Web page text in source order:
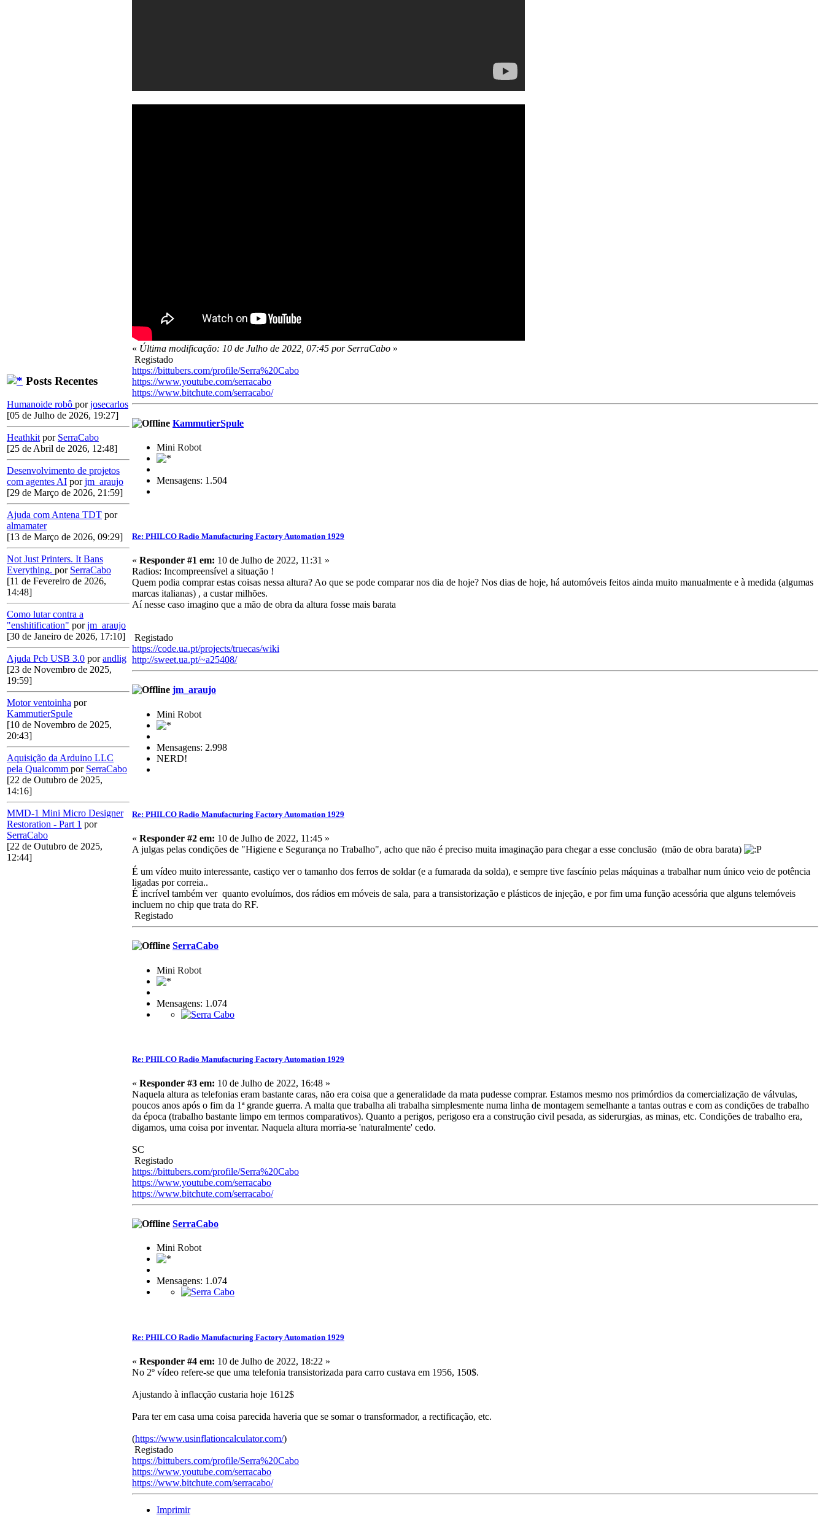
Posts Recentes
Humanoide robô porjosecarlos
[05 de Julho de 2026, 19:27]
Heathkit por SerraCabo
[25 de Abril de 2026, 12:48]
Desenvolvimento de projetos
com agentes AI porjm_araujo
[29 de Março de 2026, 21:59]
Ajuda com Antena TDT por
almamater
[13 de Março de 2026, 09:29]
Not Just Printers. It Bans
Everything. por SerraCabo
[11 de Fevereiro de 2026,
14:48]
Como lutar contra a
"enshitification" porjm_araujo
[30 de Janeiro de 2026, 17:10]
Ajuda Pcb USB 3.0 porandlig
[23 de Novembro de 2025,
19:59]
Motor ventoinha por
KammutierSpule
[10 de Novembro de 2025,
20:43]
Aquisição da Arduino LLC
pela Qualcomm por SerraCabo
[22 de Outubro de 2025,
14:16]
MMD-1 Mini Micro Designer
Restoration - Part 1 por
SerraCabo
[22 de Outubro de 2025,
12:44]
« Última modificação: 10 de Julho de 2022, 07:45 por SerraCabo »
Registado
https://bittubers.com/profile/Serra%20Cabo
https://www.youtube.com/serracabo
https://www.bitchute.com/serracabo/
KammutierSpule
Mini Robot
Mensagens: 1.504
Re: PHILCO Radio Manufacturing Factory Automation 1929
« Responder #1 em: 10 de Julho de 2022, 11:31 »
Radios: Incompreensível a situação !
Quem podia comprar estas coisas nessa altura? Ao que se pode comparar nos dia de hoje? Nos dias de hoje, há automóveis feitos ainda muito manualmente e à medida (algumas
marcas italianas) , a custar milhões.
Aí nesse caso imagino que a mão de obra da altura fosse mais barata
Registado
https://code.ua.pt/projects/truecas/wiki
http://sweet.ua.pt/~a25408/
jm_araujo
Mini Robot
Mensagens: 2.998
NERD!
Re: PHILCO Radio Manufacturing Factory Automation 1929
« Responder #2 em: 10 de Julho de 2022, 11:45 »
A julgas pelas condições de "Higiene e Segurança no Trabalho", acho que não é preciso muita imaginação para chegar a esse conclusão (mão de obra barata)
É um vídeo muito interessante, castiço ver o tamanho dos ferros de soldar (e a fumarada da solda), e sempre tive fascínio pelas máquinas a trabalhar num único veio de potência
ligadas por correia..
É incrível também ver quanto evoluímos, dos rádios em móveis de sala, para a transistorização e plásticos de injeção, e por fim uma função acessória que alguns telemóveis
incluem no chip que trata do RF.
Registado
SerraCabo
Mini Robot
Mensagens: 1.074
Re: PHILCO Radio Manufacturing Factory Automation 1929
« Responder #3 em: 10 de Julho de 2022, 16:48 »
Naquela altura as telefonias eram bastante caras, não era coisa que a generalidade da mata pudesse comprar. Estamos mesmo nos primórdios da comercialização de válvulas,
poucos anos após o fim da 1ª grande guerra. A malta que trabalha ali trabalha simplesmente numa linha de montagem semelhante a tantas outras e com as condições de trabalho
da época (trabalho bastante limpo em termos comparativos). Quanto a perigos, perigoso era a construção civil pesada, as siderurgias, as minas, etc. Condições de trabalho era,
digamos, uma coisa por inventar. Naquela altura morria-se 'naturalmente' cedo.
SC
Registado
https://bittubers.com/profile/Serra%20Cabo
https://www.youtube.com/serracabo
https://www.bitchute.com/serracabo/
SerraCabo
Mini Robot
Mensagens: 1.074
Re: PHILCO Radio Manufacturing Factory Automation 1929
« Responder #4 em: 10 de Julho de 2022, 18:22 »
No 2º vídeo refere-se que uma telefonia transistorizada para carro custava em 1956, 150$.
Ajustando à inflacção custaria hoje 1612$
Para ter em casa uma coisa parecida haveria que se somar o transformador, a rectificação, etc.
(https://www.usinflationcalculator.com/)
Registado
https://bittubers.com/profile/Serra%20Cabo
https://www.youtube.com/serracabo
https://www.bitchute.com/serracabo/
Imprimir